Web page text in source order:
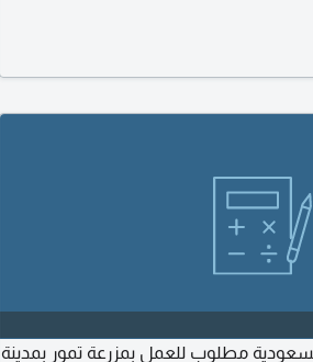
مطلوب للعمل بمزرعة تمور بمدينة